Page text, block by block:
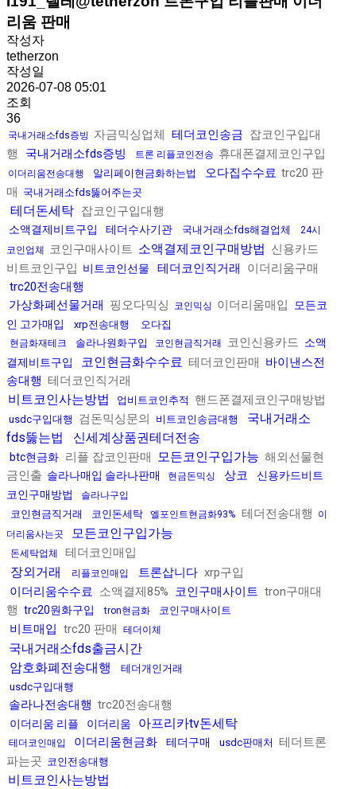
리움 판매
작성자
tetherzon
작성일
2026-07-08 05:01
조회
36
국내거래소fds증빙 자금믹싱업체 테더코인송금 잡코인구입대
행
국내거래소fds증빙 트론 리플코인전송 휴대폰결제코인구입
이더리움전송대행 알리페이현금화하는법 오다집수수료 trc20 판
매 국내거래소fds뚫어주는곳
테더돈세탁 잡코인구입대행
소액결제비트구입 테더수사기관 국내거래소fds해결업체
24시
코인업체
코인구매사이트 소액결제코인구매방법 신용카드
비트코인구입 비트코인선물 테더코인직거래
이더리움구매
trc20전송대행
가상화폐선물거래 핑오다믹싱 코인믹싱 이더리움매입
모든코
인 고가매입
xrp전송대행 오다집
현금화재테크 솔라나원화구입 코인현금직거래 코인신용카드 소액
결제비트구입
코인현금화수수료 테더코인판매 바이낸스전
송대행 테더코인직거래
비트코인사는방법 업비트코인추적 핸드폰결제코인구매방법
usdc구입대행 검돈믹싱문의 비트코인송금대행
국내거래소
fds뚫는법
신세계상품권테더전송
btc현금화 리플 잡코인판매 모든코인구입가능 해외선물현
금인출 솔라나매입 솔라나판매 현금돈믹싱 상코
신용카드비트
코인구매방법
솔라나구입
코인현금직거래 코인돈세탁 엘포인트현금화93% 테더전송대행
이
더리움사는곳
모든코인구입가능
돈세탁업체 테더코인매입
장외거래 리플코인매입 트론삽니다 xrp구입
이더리움수수료 소액결제85% 코인구매사이트 tron구매대
행 trc20원화구입 tron현금화 코인구매사이트
비트매입 trc20 판매 테더이체
국내거래소fds출금시간
암호화폐전송대행
테더개인거래
usdc구입대행
솔라나전송대행 trc20전송대행
이더리움 리플 이더리움 아프리카tv돈세탁
테더코인매입 이더리움현금화 테더구매 usdc판매처 테더트론
파는곳 코인전송대행
비트코인사는방법